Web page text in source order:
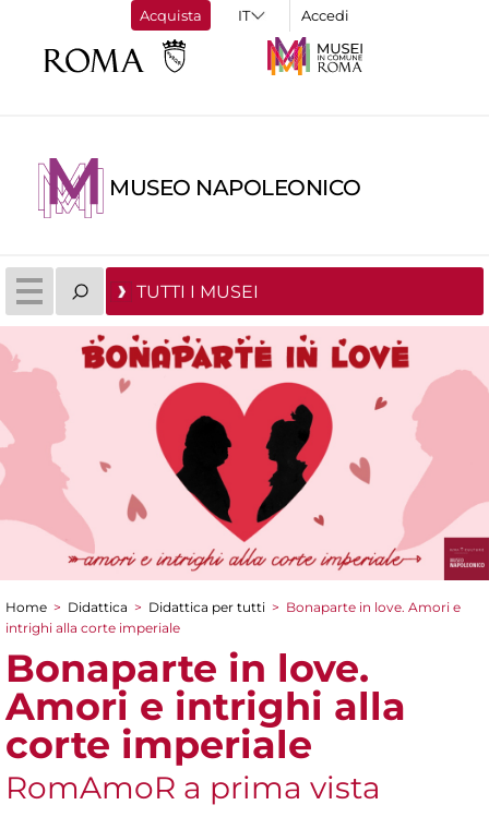
Acquista Accedi
MUSEO NAPOLEONICO
TUTTI I MUSEI
Tu sei qui
Home > Didattica > Didattica per tutti > Bonaparte in love. Amori e
intrighi alla corte imperiale
Bonaparte in love.
Amori e intrighi alla
corte imperiale
RomAmoR a prima vista